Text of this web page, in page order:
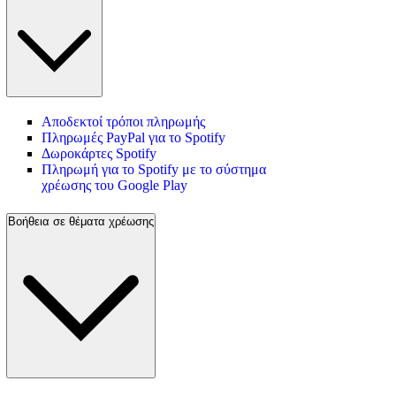
Αποδεκτοί τρόποι πληρωμής
Πληρωμές PayPal για το Spotify
Δωροκάρτες Spotify
Πληρωμή για το Spotify με το σύστημα
χρέωσης του Google Play
Βοήθεια σε θέματα χρέωσης